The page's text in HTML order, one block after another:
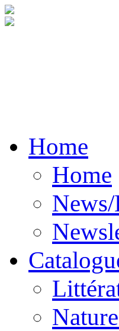
Home
Home